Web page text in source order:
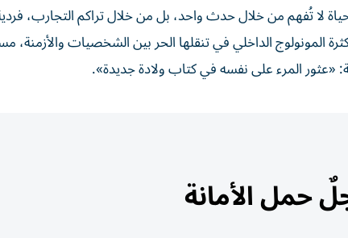
لا تُفهم من خلال حدث واحد، بل من خلال تراكم التجارب،
المونولوج الداخلي في تنقلها الحر بين الشخصيات والأزمنة،
«عثور المرء على نفسه في كتاب ولادة جديدة».
حمل الأمانة